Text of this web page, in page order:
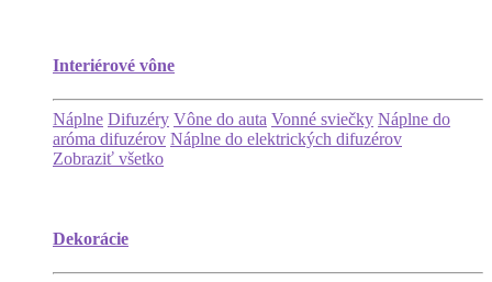
Interiérové vône
Náplne Difuzéry Vône do auta Vonné sviečky Náplne do
aróma difuzérov Náplne do elektrických difuzérov
Zobraziť všetko
Dekorácie